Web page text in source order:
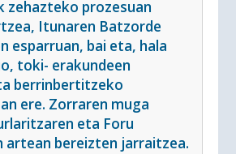
zehazteko prozesuan
Itunaren Batzorde
esparruan, bai eta, hala
toki- erakundeen
berrinbertitzeko
ere. Zorraren muga
eta Foru
artean bereizten jarraitzea.